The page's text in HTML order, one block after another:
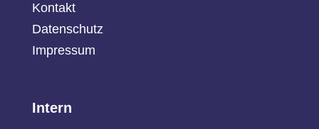
Kontakt
Datenschutz
Impressum
Intern